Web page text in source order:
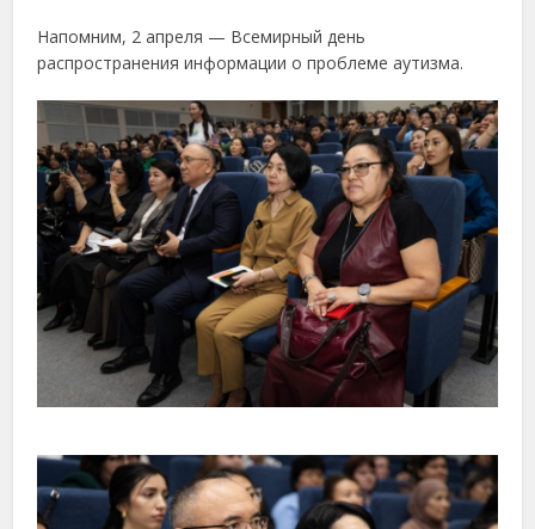
Напомним, 2 апреля — Всемирный день
распространения информации о проблеме аутизма.